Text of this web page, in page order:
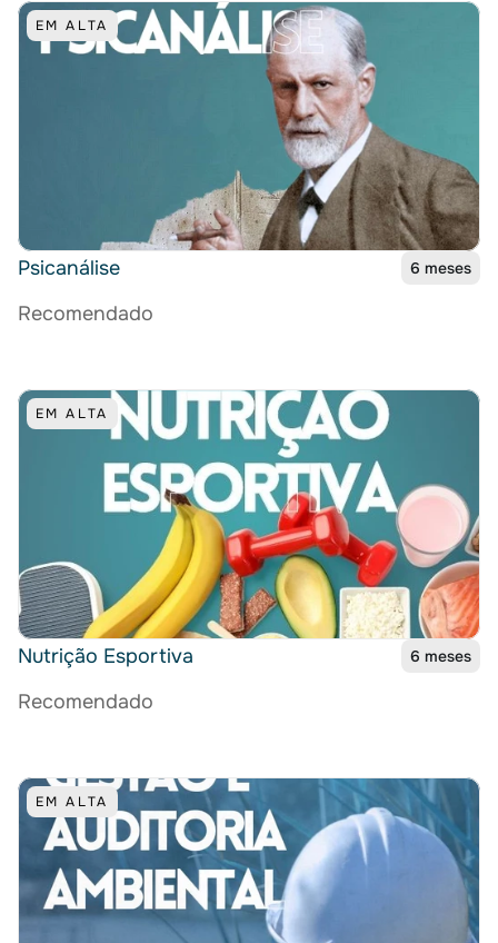
EM ALTA
Psicanálise 6 meses
Recomendado
EM ALTA
Nutrição Esportiva 6 meses
Recomendado
EM ALTA